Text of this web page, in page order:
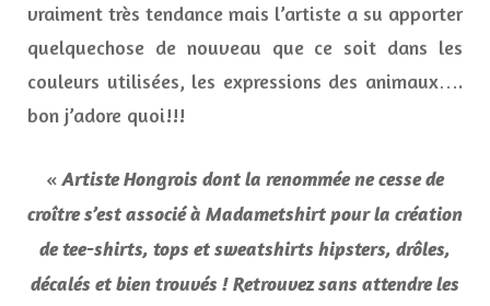
vraiment très tendance mais l’artiste a su apporter
quelquechose de nouveau que ce soit dans les
couleurs utilisées, les expressions des animaux….
bon j’adore quoi!!!
«Artiste Hongrois dont la renommée ne cesse de
croître s’est associé à Madametshirt pour la création
de tee-shirts, tops et sweatshirts hipsters, drôles,
décalés et bien trouvés ! Retrouvez sans attendre les